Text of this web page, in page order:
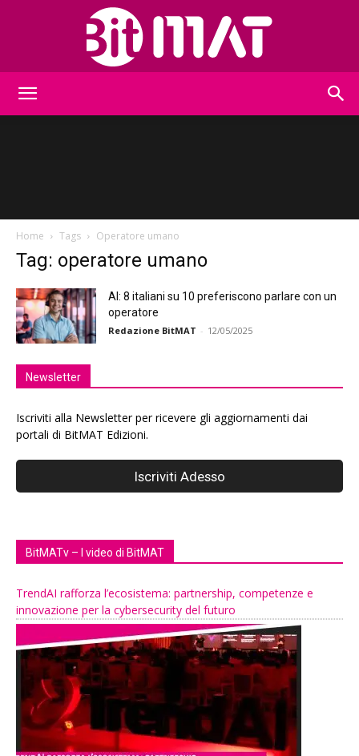
Home Tags Operatore umano
Tag: operatore umano
AI: 8 italiani su 10 preferiscono parlare con un
operatore
Redazione BitMAT - 12/05/2025
Newsletter
Iscriviti alla Newsletter per ricevere gli aggiornamenti dai
portali di BitMAT Edizioni.
BitMATv – I video di BitMAT
TrendAI rafforza l’ecosistema: partnership, competenze e
innovazione per la cybersecurity del futuro